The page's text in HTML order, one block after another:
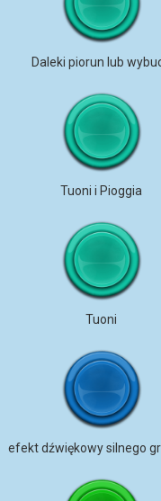
Daleki piorun lub
Tuoni i Pioggia
Tuoni